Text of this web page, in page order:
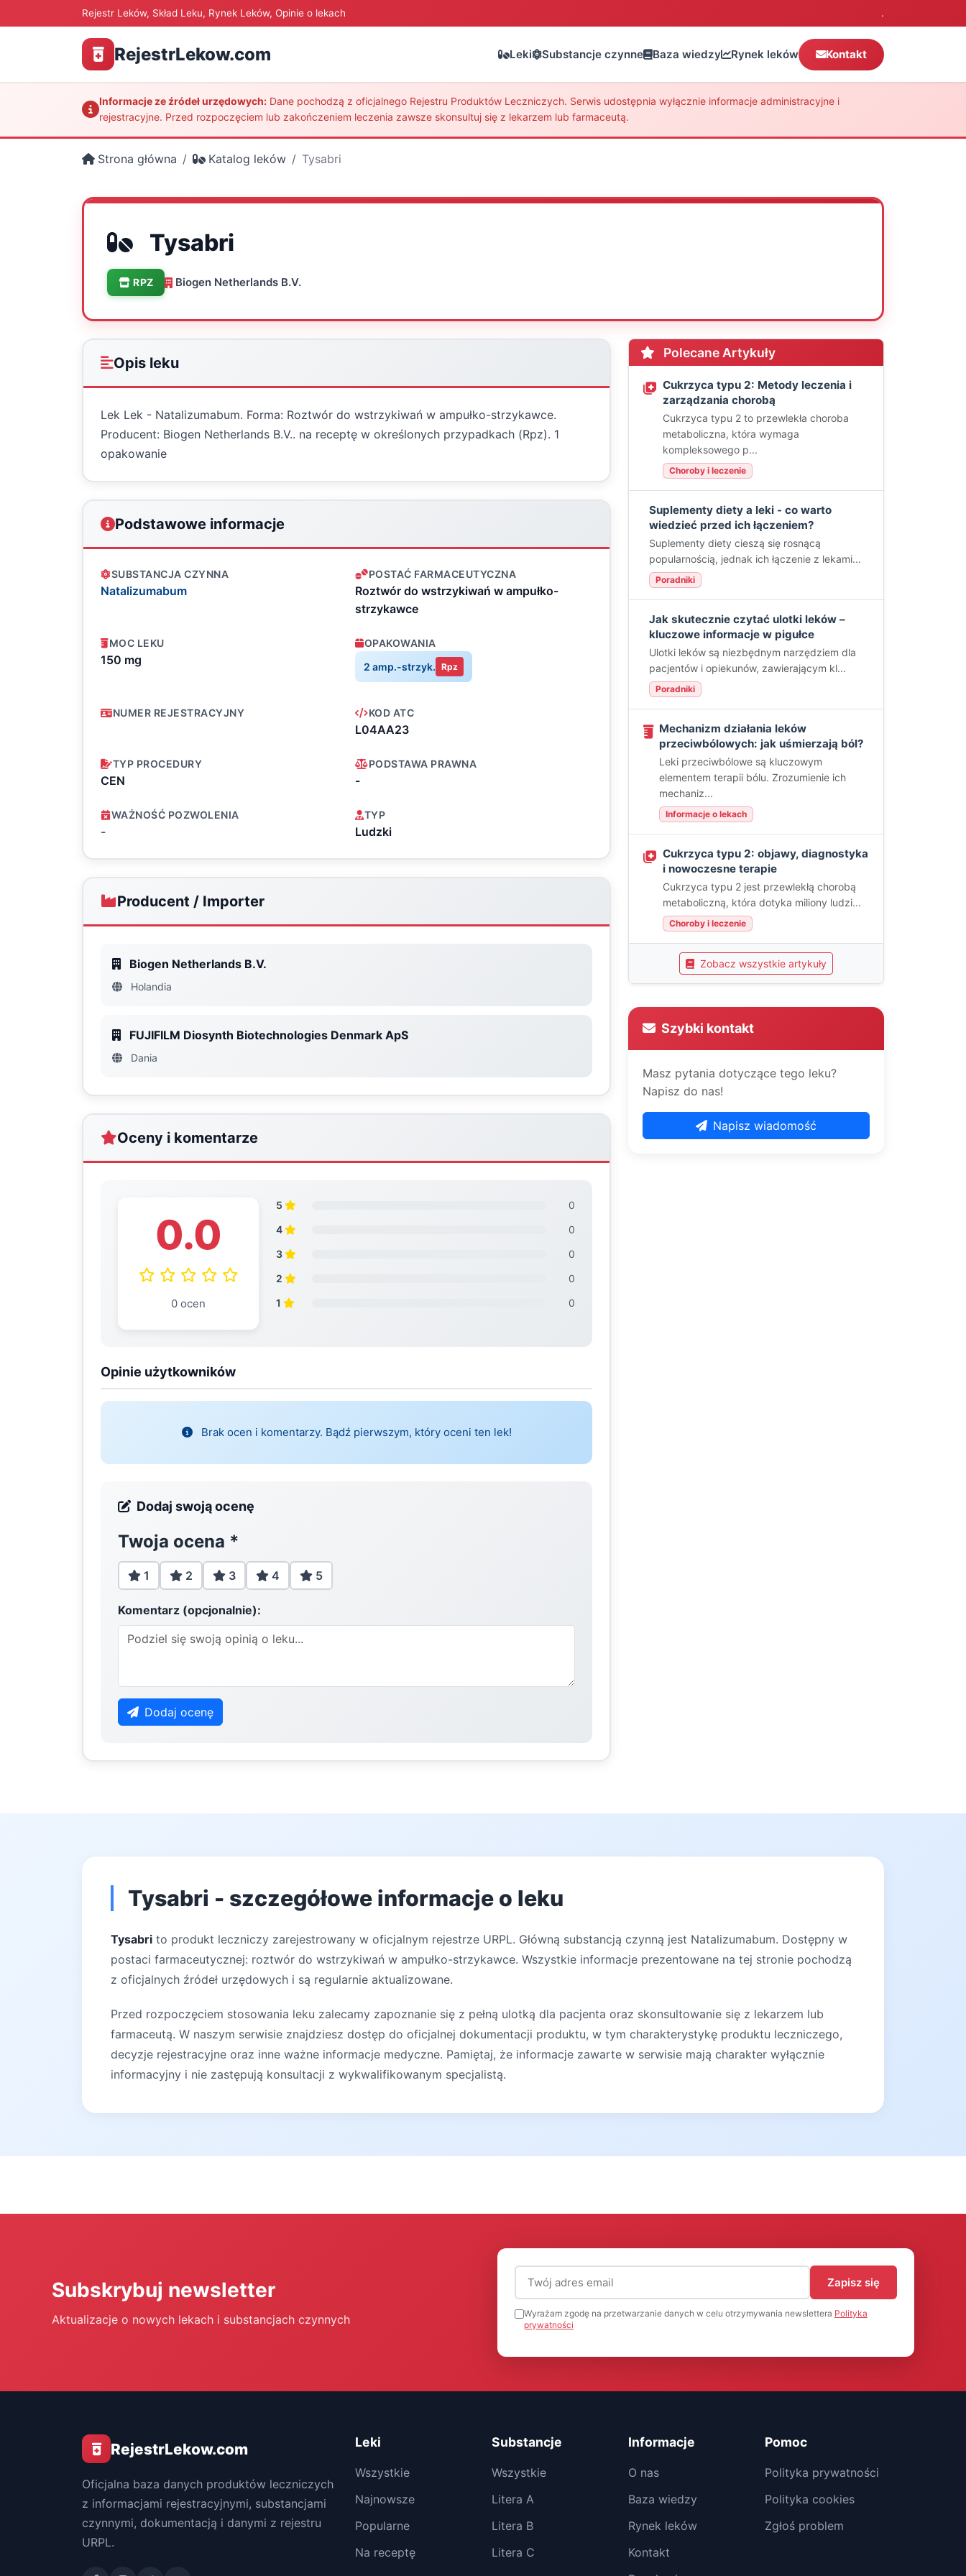
Rejestr Leków, Skład Leku, Rynek Leków, Opinie o lekach .
RejestrLekow.com Leki Substancje czynne Baza wiedzy Rynek leków Kontakt
Informacje ze źródeł urzędowych: Dane pochodzą z oficjalnego Rejestru Produktów Leczniczych. Serwis udostępnia wyłącznie informacje administracyjne i
rejestracyjne. Przed rozpoczęciem lub zakończeniem leczenia zawsze skonsultuj się z lekarzem lub farmaceutą.
Strona główna Katalog leków Tysabri
Tysabri
RPZ Biogen Netherlands B.V.
Opis leku
Lek Lek - Natalizumabum. Forma: Roztwór do wstrzykiwań w ampułko-strzykawce.
Producent: Biogen Netherlands B.V.. na receptę w określonych przypadkach (Rpz). 1
opakowanie
Podstawowe informacje
SUBSTANCJA CZYNNA
Natalizumabum
POSTAĆ FARMACEUTYCZNA
Roztwór do wstrzykiwań w ampułko-
strzykawce
MOC LEKU
150 mg
OPAKOWANIA
2 amp.-strzyk. Rpz
NUMER REJESTRACYJNY KOD ATC
L04AA23
TYP PROCEDURY
CEN
PODSTAWA PRAWNA
-
WAŻNOŚĆ POZWOLENIA
-
TYP
Ludzki
Producent / Importer
Biogen Netherlands B.V.
Holandia
FUJIFILM Diosynth Biotechnologies Denmark ApS
Dania
Oceny i komentarze
0.0
0 ocen
5
0
4
0
3
0
2
0
1
0
Opinie użytkowników
Brak ocen i komentarzy. Bądź pierwszym, który oceni ten lek!
Dodaj swoją ocenę
Twoja ocena *
1 2 3 4 5
Komentarz (opcjonalnie):
Dodaj ocenę
Polecane Artykuły
Cukrzyca typu 2: Metody leczenia i
zarządzania chorobą
Cukrzyca typu 2 to przewlekła choroba
metaboliczna, która wymaga
kompleksowego p...
Choroby i leczenie
Suplementy diety a leki - co warto
wiedzieć przed ich łączeniem?
Suplementy diety cieszą się rosnącą
popularnością, jednak ich łączenie z lekami...
Poradniki
Jak skutecznie czytać ulotki leków –
kluczowe informacje w pigułce
Ulotki leków są niezbędnym narzędziem dla
pacjentów i opiekunów, zawierającym kl...
Poradniki
Mechanizm działania leków
przeciwbólowych: jak uśmierzają ból?
Leki przeciwbólowe są kluczowym
elementem terapii bólu. Zrozumienie ich
mechaniz...
Informacje o lekach
Cukrzyca typu 2: objawy, diagnostyka
i nowoczesne terapie
Cukrzyca typu 2 jest przewlekłą chorobą
metaboliczną, która dotyka miliony ludzi...
Choroby i leczenie
Zobacz wszystkie artykuły
Szybki kontakt
Masz pytania dotyczące tego leku?
Napisz do nas!
Napisz wiadomość
Tysabri - szczegółowe informacje o leku
Tysabri to produkt leczniczy zarejestrowany w oficjalnym rejestrze URPL. Główną substancją czynną jest Natalizumabum. Dostępny w
postaci farmaceutycznej: roztwór do wstrzykiwań w ampułko-strzykawce. Wszystkie informacje prezentowane na tej stronie pochodzą
z oficjalnych źródeł urzędowych i są regularnie aktualizowane.
Przed rozpoczęciem stosowania leku zalecamy zapoznanie się z pełną ulotką dla pacjenta oraz skonsultowanie się z lekarzem lub
farmaceutą. W naszym serwisie znajdziesz dostęp do oficjalnej dokumentacji produktu, w tym charakterystykę produktu leczniczego,
decyzje rejestracyjne oraz inne ważne informacje medyczne. Pamiętaj, że informacje zawarte w serwisie mają charakter wyłącznie
informacyjny i nie zastępują konsultacji z wykwalifikowanym specjalistą.
Subskrybuj newsletter
Aktualizacje o nowych lekach i substancjach czynnych
Adres email (wymagany)
Zapisz się
Wyrażam zgodę na przetwarzanie danych w celu otrzymywania newslettera Polityka
prywatności
RejestrLekow.com
Oficjalna baza danych produktów leczniczych
z informacjami rejestracyjnymi, substancjami
czynnymi, dokumentacją i danymi z rejestru
URPL.
Leki
Wszystkie
Najnowsze
Popularne
Na receptę
Substancje
Wszystkie
Litera A
Litera B
Litera C
Informacje
O nas
Baza wiedzy
Rynek leków
Kontakt
Pomoc
Polityka prywatności
Polityka cookies
Zgłoś problem